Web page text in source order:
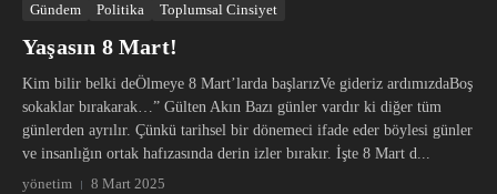
Gündem Politika Toplumsal Cinsiyet
Yaşasın 8 Mart!
Kim bilir belki deÖlmeye 8 Mart’larda başlarızVe gideriz ardımızdaBoş
sokaklar bırakarak…” Gülten Akın Bazı günler vardır ki diğer tüm
günlerden ayrılır. Çünkü tarihsel bir dönemeci ifade eder böylesi günler
ve insanlığın ortak hafızasında derin izler bırakır. İşte 8 Mart d...
yönetim
8 Mart 2025